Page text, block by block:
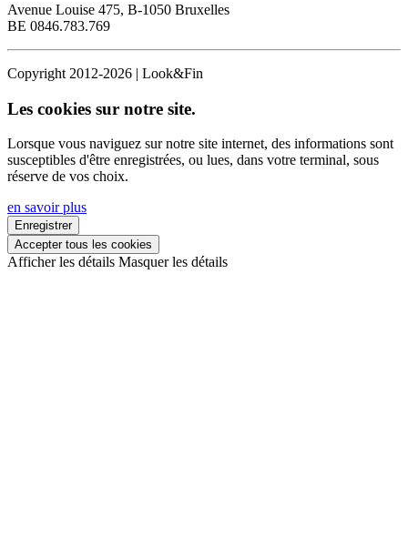
Avenue Louise 475, B-1050 Bruxelles
BE 0846.783.769
Copyright 2012-2026 | Look&Fin
Les cookies sur notre site.
Lorsque vous naviguez sur notre site internet, des informations sont
susceptibles d'être enregistrées, ou lues, dans votre terminal, sous
réserve de vos choix.
en savoir plus
Enregistrer
Accepter tous les cookies
Afficher les détails Masquer les détails